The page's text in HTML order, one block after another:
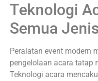
Teknologi
Semua
Peralatan event modern
pengelolaan acara tatap
Teknologi acara